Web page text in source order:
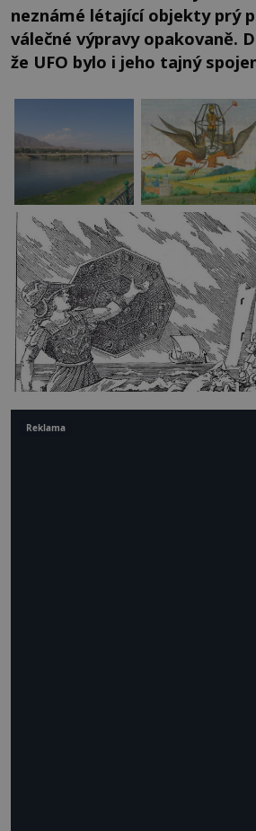
neznámé létající objekty prý
válečné výpravy opakovaně.
že UFO bylo i jeho tajný
Reklama